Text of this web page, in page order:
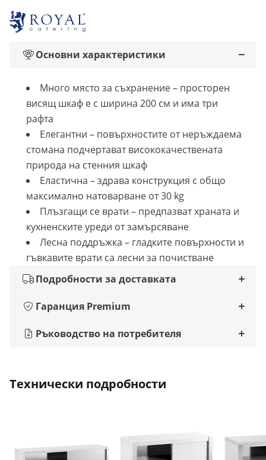
Основни характеристики
Много място за съхранение – просторен
висящ шкаф е с ширина 200 см и има три
рафта
Елегантни – повърхностите от неръждаема
стомана подчертават висококачествената
природа на стенния шкаф
Еластична – здрава конструкция с общо
максимално натоварване от 30 kg
Плъзгащи се врати – предпазват храната и
кухненските уреди от замърсяване
Лесна поддръжка – гладките повърхности и
гъвкавите врати са лесни за почистване
Подробности за доставката
Гаранция Premium
Ръководство на потребителя
Технически подробности